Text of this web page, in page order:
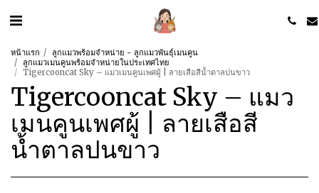
หน้าแรก
ลูกแมวพร้อมจำหน่าย - ลูกแมวพันธุ์เมนคูน
ลูกแมวเมนคูนพร้อมจำหน่ายในประเทศไทย
Tigercooncat Sky – แมวเมนคูนเพศผู้ | ลายเสือสีน้ำตาลปนขาว
Tigercooncat Sky – แมว
เมนคูนเพศผู้ | ลายเสือสี
น้ำตาลปนขาว